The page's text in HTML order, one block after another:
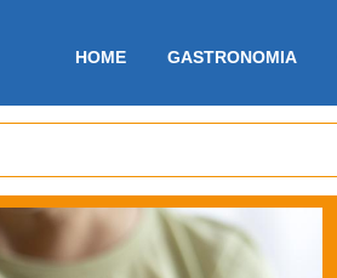
HOME GASTRONOMIA